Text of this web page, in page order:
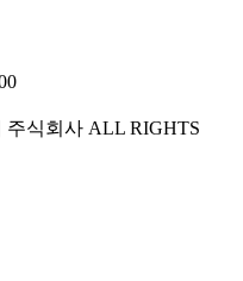
주식회사 ALL RIGHTS